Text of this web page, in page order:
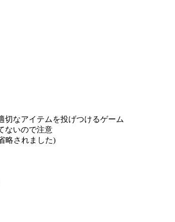
切なアイテムを投げつけるゲーム
ないので注意
略されました)